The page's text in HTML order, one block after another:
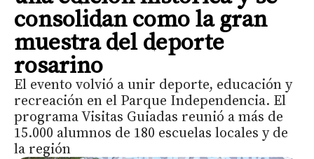
consolidan como la gran
muestra del deporte
rosarino
El evento volvió a unir deporte, educación y
recreación en el Parque Independencia. El
programa Visitas Guiadas reunió a más de
15.000 alumnos de 180 escuelas locales y de
la región